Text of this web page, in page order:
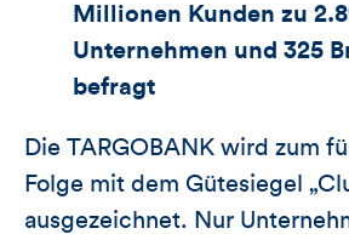
Millionen Kunden zu
Unternehmen und 325
befragt
Die TARGOBANK wird zum
Folge mit dem Gütesiegel
ausgezeichnet. Nur